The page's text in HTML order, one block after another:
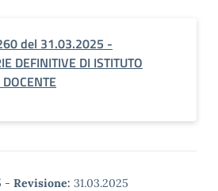
del 31.03.2025 -
DEFINITIVE DI ISTITUTO
- Revisione: 31.03.2025